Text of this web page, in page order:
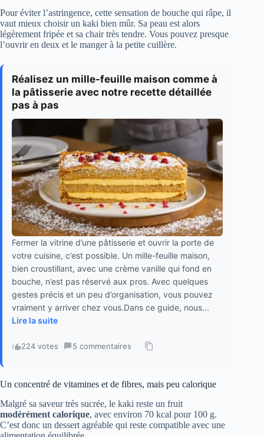
Pour éviter l’astringence, cette sensation de bouche qui râpe, il
vaut mieux choisir un kaki bien mûr. Sa peau est alors
légèrement fripée et sa chair très tendre. Vous pouvez presque
l’ouvrir en deux et le manger à la petite cuillère.
Réalisez un mille-feuille maison comme à
la pâtisserie avec notre recette détaillée
pas à pas
Fermer la vitrine d’une pâtisserie et ouvrir la porte de
votre cuisine, c’est possible. Un mille-feuille maison,
bien croustillant, avec une crème vanille qui fond en
bouche, n’est pas réservé aux pros. Avec quelques
gestes précis et un peu d’organisation, vous pouvez
vraiment y arriver chez vous.Dans ce guide, nous...
Lire la suite
224 votes · 5 commentaires ·
Un concentré de vitamines et de fibres, mais peu calorique
Malgré sa saveur très sucrée, le kaki reste un fruit
modérément calorique, avec environ 70 kcal pour 100 g.
C’est donc un dessert agréable qui reste compatible avec une